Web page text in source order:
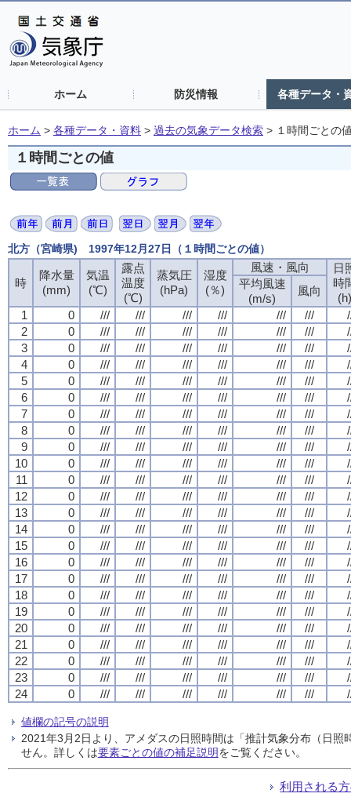
ホーム 防災情報 各種データ・
ホーム > 各種データ・資料 > 過去の気象データ検索 > １時間ごとの
１時間ごとの値
北方（宮崎県) 1997年12月27日（１時間ごとの値）
時
降水量
(mm)
気温
(℃)
露点
温度
(℃)
蒸気圧
(hPa)
湿度
(％)
風速・風向
日
時
(h)
平均風速
(m/s)
風向
1
0 /// /// /// /// /// ///
2
0 /// /// /// /// /// ///
3
0 /// /// /// /// /// ///
4
0 /// /// /// /// /// ///
5
0 /// /// /// /// /// ///
6
0 /// /// /// /// /// ///
7
0 /// /// /// /// /// ///
8
0 /// /// /// /// /// ///
9
0 /// /// /// /// /// ///
10
0 /// /// /// /// /// ///
11
0 /// /// /// /// /// ///
12
0 /// /// /// /// /// ///
13
0 /// /// /// /// /// ///
14
0 /// /// /// /// /// ///
15
0 /// /// /// /// /// ///
16
0 /// /// /// /// /// ///
17
0 /// /// /// /// /// ///
18
0 /// /// /// /// /// ///
19
0 /// /// /// /// /// ///
20
0 /// /// /// /// /// ///
21
0 /// /// /// /// /// ///
22
0 /// /// /// /// /// ///
23
0 /// /// /// /// /// ///
24
0 /// /// /// /// /// ///
値欄の記号の説明
2021年3月2日より、アメダスの日照時間は「推計気象分布（日
せん。詳しくは要素ごとの値の補足説明をご覧ください。
利用される